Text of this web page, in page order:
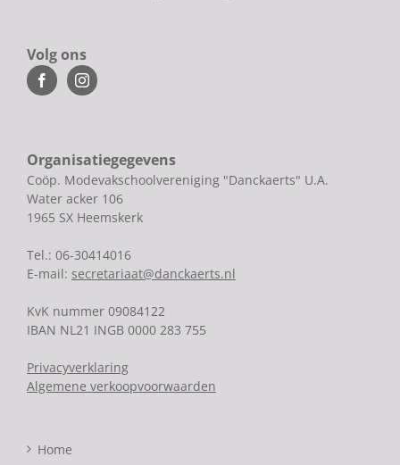
Volg ons
Organisatiegegevens
Coöp. Modevakschoolvereniging "Danckaerts" U.A.
Water acker 106
1965 SX Heemskerk
Tel.: 06-30414016
E-mail: secretariaat@danckaerts.nl
KvK nummer 09084122
IBAN NL21 INGB 0000 283 755
Privacyverklaring
Algemene verkoopvoorwaarden
Home